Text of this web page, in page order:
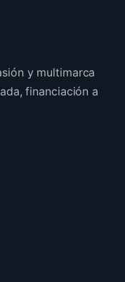
y multimarca
financiación a